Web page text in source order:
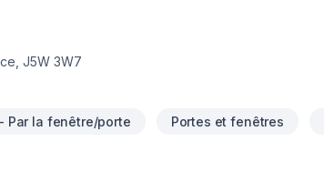
J5W 3W7
Par la fenêtre/porte Portes et fenêtres